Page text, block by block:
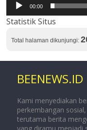
00:00
Statistik Situs
Total halaman dikunjungi:
BEENEWS.ID
Kami menyediakan
perkembangan sosial,
terutama berita
yang diramu menjadi